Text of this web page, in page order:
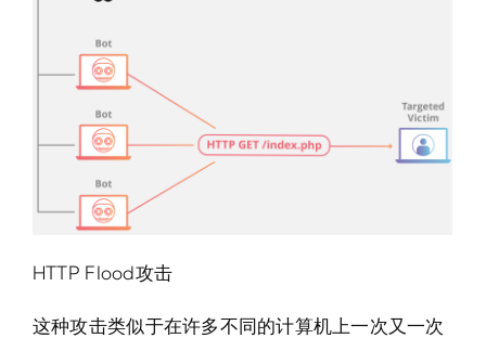
HTTP Flood攻击
这种攻击类似于在许多不同的计算机上一次又一次